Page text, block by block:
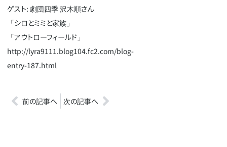
ゲスト: 劇団四季 沢木順さん
「シロとミミと家族」
「アウトローフィールド」
http://lyra9111.blog104.fc2.com/blog-
entry-187.html
前の記事へ 次の記事へ